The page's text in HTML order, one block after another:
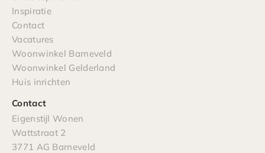
Inspiratie
Contact
Vacatures
Woonwinkel Barneveld
Woonwinkel Gelderland
Huis inrichten
Contact
Eigenstijl Wonen
Wattstraat 2
3771 AG Barneveld